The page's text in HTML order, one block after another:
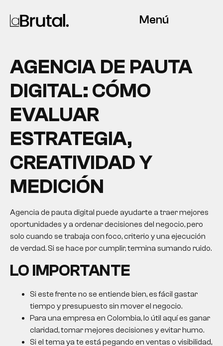
Menú
AGENCIA DE PAUTA
DIGITAL: CÓMO
EVALUAR
ESTRATEGIA,
CREATIVIDAD Y
MEDICIÓN
Agencia de pauta digital puede ayudarte a traer mejores
oportunidades y a ordenar decisiones del negocio, pero
solo cuando se trabaja con foco, criterio y una ejecución
de verdad. Si se hace por cumplir, termina sumando ruido.
LO IMPORTANTE
Si este frente no se entiende bien, es fácil gastar
tiempo y presupuesto sin mover el negocio.
Para una empresa en Colombia, lo útil aquí es ganar
claridad, tomar mejores decisiones y evitar humo.
Si el tema ya te está pegando en ventas o visibilidad,